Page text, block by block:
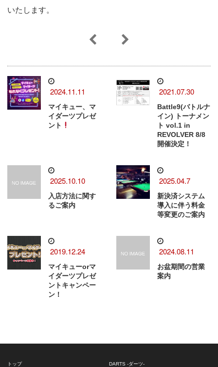
いたします。
2024.11.11
マイキュー、マ
イダーツプレゼ
ント
2021.07.30
Battle9(バトルナ
イン) トーナメン
ト vol.1 in
REVOLVER 8/8
開催決定！
2025.10.10
入店方法に関す
るご案内
2025.04.7
新決済システム
導入に伴う料金
等変更のご案内
2019.12.24
マイキューorマ
イダーツプレゼ
ントキャンペー
ン！
2024.08.11
お盆期間の営業
案内
トップ DARTS -ダーツ-